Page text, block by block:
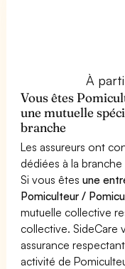
À
Vous êtes
une mutuelle
branche
Les assureurs ont
dédiées à la
Si vous êtesune
Pomiculteur /
mutuelle collective
collective. SideCare
assurance
activité de